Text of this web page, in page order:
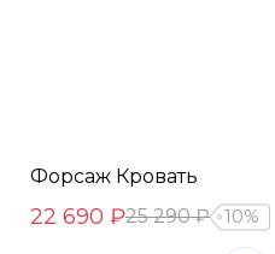
Форсаж Кровать
22 690 ₽25 290 ₽ 10%